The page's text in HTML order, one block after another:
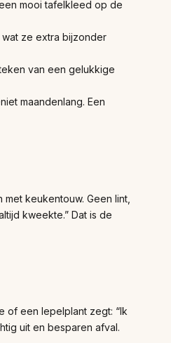
mooi tafelkleed op de
ze extra bijzonder
van een gelukkige
maandenlang. Een
keukentouw. Geen lint,
kweekte.” Dat is de
of een lepelplant zegt: “Ik
uit en besparen afval.